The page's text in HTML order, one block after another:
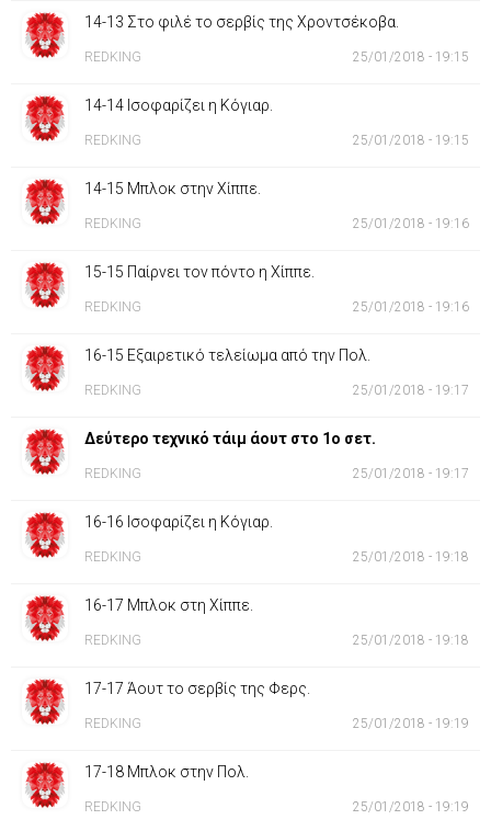
14-13 Στο φιλέ το σερβίς της Χροντσέκοβα.
REDKING 25/01/2018 - 19:15
14-14 Ισοφαρίζει η Κόγιαρ.
REDKING 25/01/2018 - 19:15
14-15 Μπλοκ στην Χίππε.
REDKING 25/01/2018 - 19:16
15-15 Παίρνει τον πόντο η Χίππε.
REDKING 25/01/2018 - 19:16
16-15 Εξαιρετικό τελείωμα από την Πολ.
REDKING 25/01/2018 - 19:17
Δεύτερο τεχνικό τάιμ άουτ στο 1ο σετ.
REDKING 25/01/2018 - 19:17
16-16 Ισοφαρίζει η Κόγιαρ.
REDKING 25/01/2018 - 19:18
16-17 Μπλοκ στη Χίππε.
REDKING 25/01/2018 - 19:18
17-17 Άουτ το σερβίς της Φερς.
REDKING 25/01/2018 - 19:19
17-18 Μπλοκ στην Πολ.
REDKING 25/01/2018 - 19:19